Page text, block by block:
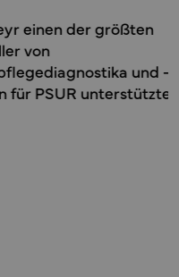
Sicherheit,
gewährleisten